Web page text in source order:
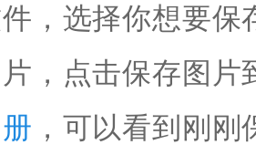
，选择你想要保
，点击保存图片
，可以看到刚